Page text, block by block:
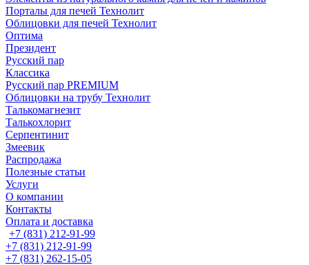
Порталы для печей Технолит
Облицовки для печей Технолит
Оптима
Президент
Русский пар
Классика
Русский пар PREMIUM
Облицовки на трубу Технолит
Талькомагнезит
Талькохлорит
Серпентинит
Змеевик
Распродажа
Полезные статьи
Услуги
О компании
Контакты
Оплата и доставка
+7 (831) 212-91-99
+7 (831) 212-91-99
+7 (831) 262-15-05